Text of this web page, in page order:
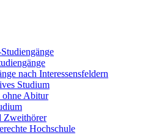
nach Interessensfeldern
Studium
ohne Abitur
Zweithörer
Hochschule